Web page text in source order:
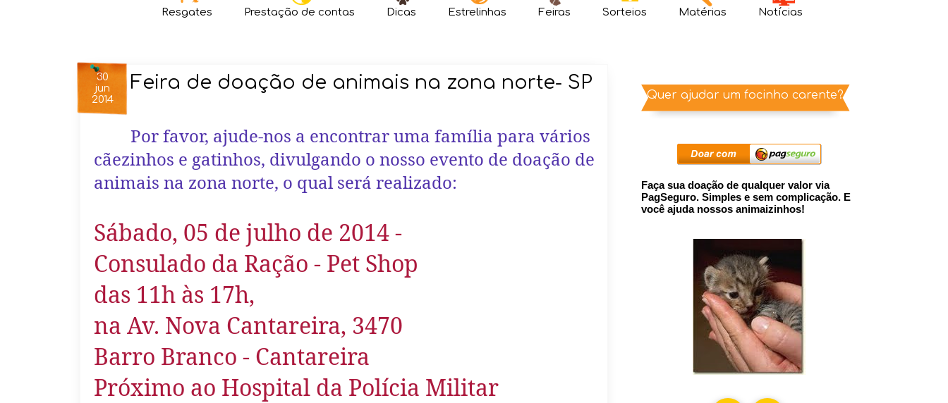
Resgates Prestação de contas Dicas Estrelinhas Feiras Sorteios Matérias Notícias
30
jun
2014
Feira de doação de animais na zona norte- SP
Por favor, ajude-nos a encontrar uma família para vários
cãezinhos e gatinhos, divulgando o nosso evento de doação de
animais na zona norte, o qual será realizado:
Sábado, 05 de julho de 2014 -
Consulado da Ração - Pet Shop
das 11h às 17h,
na Av. Nova Cantareira, 3470
Barro Branco - Cantareira
Próximo ao Hospital da Polícia Militar
Quer ajudar um focinho carente?
Faça sua doação de qualquer valor via
PagSeguro. Simples e sem complicação. E
você ajuda nossos animaizinhos!